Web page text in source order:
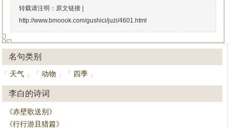
转载请注明：原文链接 |
http://www.bmoook.com/gushici/juzi/4601.html
名句类别
「 天气 」 「 动物 」 「 四季 」
李白的诗词
《赤壁歌送别》
《行行游且猎篇》